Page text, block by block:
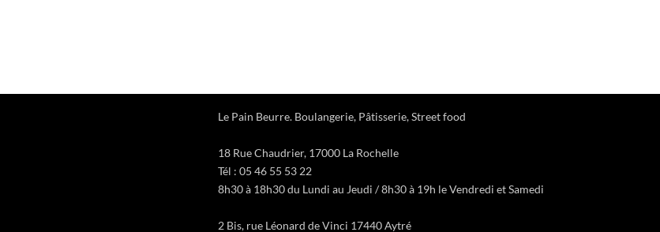
Le Pain Beurre. Boulangerie, Pâtisserie, Street food
18 Rue Chaudrier, 17000 La Rochelle
Tél : 05 46 55 53 22
8h30 à 18h30 du Lundi au Jeudi / 8h30 à 19h le Vendredi et Samedi
2 Bis, rue Léonard de Vinci 17440 Aytré